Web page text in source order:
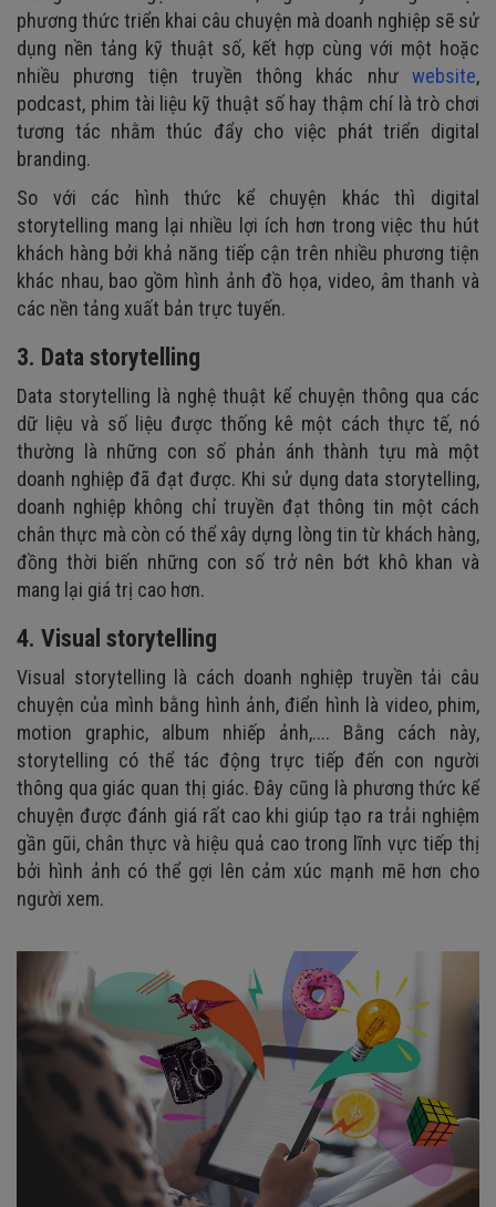
phương thức triển khai câu chuyện mà doanh nghiệp sẽ sử
dụng nền tảng kỹ thuật số, kết hợp cùng với một hoặc
nhiều phương tiện truyền thông khác như website,
podcast, phim tài liệu kỹ thuật số hay thậm chí là trò chơi
tương tác nhằm thúc đẩy cho việc phát triển digital
branding.
So với các hình thức kể chuyện khác thì digital
storytelling mang lại nhiều lợi ích hơn trong việc thu hút
khách hàng bởi khả năng tiếp cận trên nhiều phương tiện
khác nhau, bao gồm hình ảnh đồ họa, video, âm thanh và
các nền tảng xuất bản trực tuyến.
3. Data storytelling
Data storytelling là nghệ thuật kể chuyện thông qua các
dữ liệu và số liệu được thống kê một cách thực tế, nó
thường là những con số phản ánh thành tựu mà một
doanh nghiệp đã đạt được. Khi sử dụng data storytelling,
doanh nghiệp không chỉ truyền đạt thông tin một cách
chân thực mà còn có thể xây dựng lòng tin từ khách hàng,
đồng thời biến những con số trở nên bớt khô khan và
mang lại giá trị cao hơn.
4. Visual storytelling
Visual storytelling là cách doanh nghiệp truyền tải câu
chuyện của mình bằng hình ảnh, điển hình là video, phim,
motion graphic, album nhiếp ảnh,.... Bằng cách này,
storytelling có thể tác động trực tiếp đến con người
thông qua giác quan thị giác. Đây cũng là phương thức kể
chuyện được đánh giá rất cao khi giúp tạo ra trải nghiệm
gần gũi, chân thực và hiệu quả cao trong lĩnh vực tiếp thị
bởi hình ảnh có thể gợi lên cảm xúc mạnh mẽ hơn cho
người xem.